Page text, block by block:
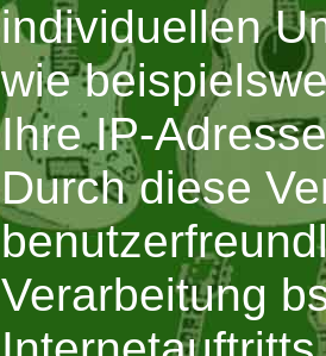
individuellen
wie
Ihre IP-
Durch diese
Verarbeitung